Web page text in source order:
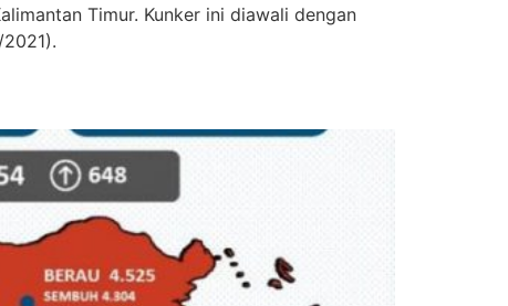
Timur. Kunker ini diawali dengan